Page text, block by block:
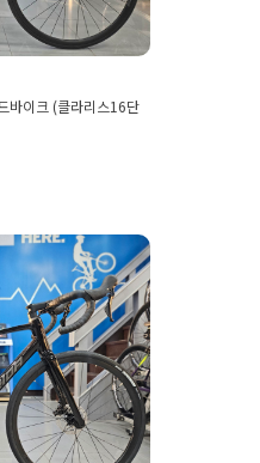
바이크 (클라리스16단